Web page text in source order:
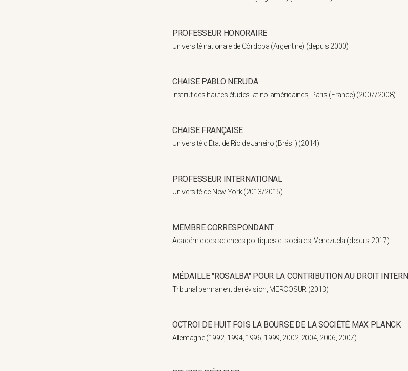
PROFESSEUR HONORAIRE
Université nationale de Córdoba (Argentine) (depuis 2000)
CHAISE PABLO NERUDA
Institut des hautes études latino-américaines, Paris (France) (2007/2008)
CHAISE FRANÇAISE
Université d'État de Rio de Janeiro (Brésil) (2014)
PROFESSEUR INTERNATIONAL
Université de New York (2013/2015)
MEMBRE CORRESPONDANT
Académie des sciences politiques et sociales, Venezuela (depuis 2017)
MÉDAILLE "ROSALBA" POUR LA CONTRIBUTION AU DROIT
Tribunal permanent de révision, MERCOSUR (2013)
OCTROI DE HUIT FOIS LA BOURSE DE LA SOCIÉTÉ MAX PLANCK
Allemagne (1992, 1994, 1996, 1999, 2002, 2004, 2006, 2007)